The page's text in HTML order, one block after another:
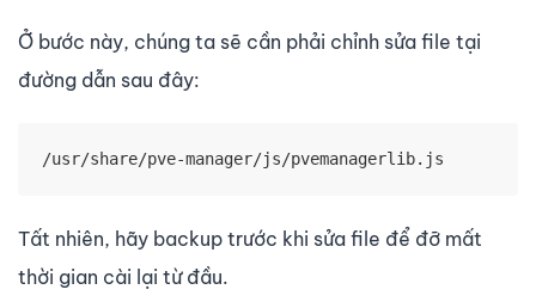
Ở bước này, chúng ta sẽ cần phải chỉnh sửa file tại
đường dẫn sau đây:
/usr/share/pve-manager/js/pvemanagerlib.js
Tất nhiên, hãy backup trước khi sửa file để đỡ mất
thời gian cài lại từ đầu.